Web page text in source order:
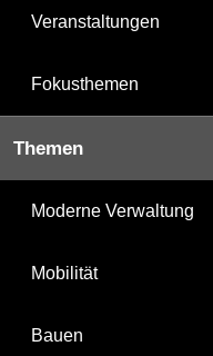
Veranstaltungen
Fokusthemen
Themen
Moderne Verwaltung
Mobilität
Bauen